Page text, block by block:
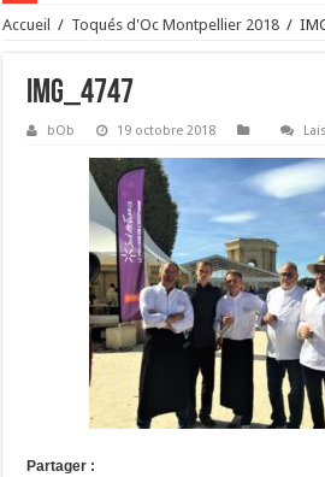
Accueil / Toqués d'Oc Montpellier 2018 /
IMG_4747
bOb 19 octobre 2018
Partager :